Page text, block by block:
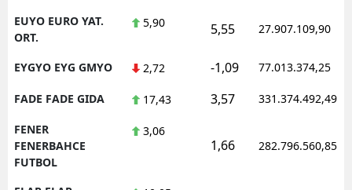
EUYO EURO YAT.
ORT.
5,90 5,55 27.907.109,90
EYGYO EYG GMYO 2,72 -1,09 77.013.374,25
FADE FADE GIDA 17,43 3,57 331.374.492,49
FENER
FENERBAHCE
FUTBOL
3,06
1,66 282.796.560,85